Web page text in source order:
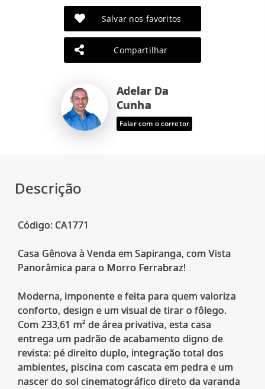
Salvar nos favoritos
Compartilhar
Adelar Da
Cunha
Falar com o corretor
Descrição
Código: CA1771
Casa Gênova à Venda em Sapiranga, com Vista
Panorâmica para o Morro Ferrabraz!
Moderna, imponente e feita para quem valoriza
conforto, design e um visual de tirar o fôlego.
Com 233,61 m² de área privativa, esta casa
entrega um padrão de acabamento digno de
revista: pé direito duplo, integração total dos
ambientes, piscina com cascata em pedra e um
nascer do sol cinematográfico direto da varanda